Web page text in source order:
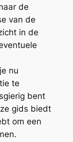
de
van de
in de
nu
te
bent
gids biedt
om een